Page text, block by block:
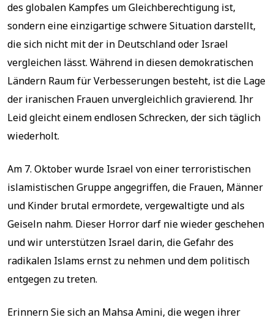
des globalen Kampfes um Gleichberechtigung ist,
sondern eine einzigartige schwere Situation darstellt,
die sich nicht mit der in Deutschland oder Israel
vergleichen lässt. Während in diesen demokratischen
Ländern Raum für Verbesserungen besteht, ist die Lage
der iranischen Frauen unvergleichlich gravierend. Ihr
Leid gleicht einem endlosen Schrecken, der sich täglich
wiederholt.
Am 7. Oktober wurde Israel von einer terroristischen
islamistischen Gruppe angegriffen, die Frauen, Männer
und Kinder brutal ermordete, vergewaltigte und als
Geiseln nahm. Dieser Horror darf nie wieder geschehen
und wir unterstützen Israel darin, die Gefahr des
radikalen Islams ernst zu nehmen und dem politisch
entgegen zu treten.
Erinnern Sie sich an Mahsa Amini, die wegen ihrer